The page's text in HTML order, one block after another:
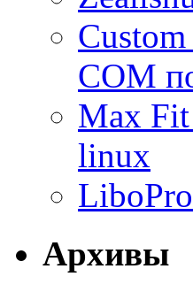
COM
Max Fit
linux
LiboPro
Архивы